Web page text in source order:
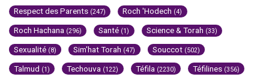
Respect des Parents (247) Roch 'Hodech (4)
Roch Hachana (296) Santé (1) Science & Torah (33)
Sexualité (8) Sim'hat Torah (47) Souccot (502)
Talmud (1) Techouva (122) Téfila (2230) Téfilines (356)